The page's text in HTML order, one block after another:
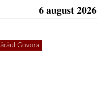
6 august 2026
Govora